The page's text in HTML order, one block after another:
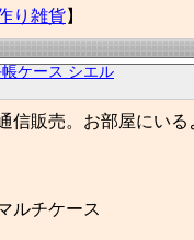
り雑貨】
ケース シエル
信販売。お部屋にい
ルチケース